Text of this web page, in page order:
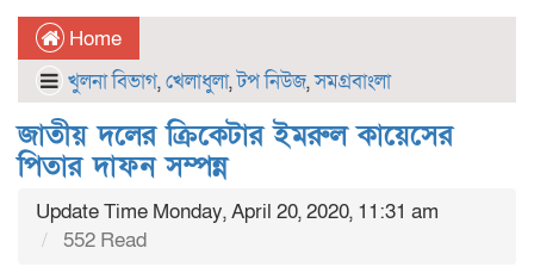
Home
খুলনা বিভাগ,খেলাধুলা,টপ নিউজ,সমগ্রবাংলা
জাতীয় দলের ক্রিকেটার ইমরুল কায়েসের
পিতার দাফন সম্পন্ন
Update Time Monday, April 20, 2020, 11:31 am
552 Read